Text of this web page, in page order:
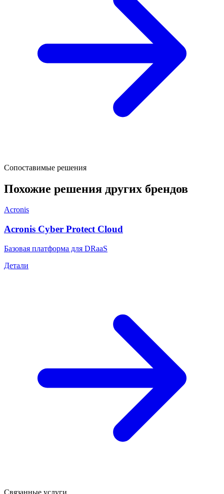
Сопоставимые решения
Похожие решения других брендов
Acronis
Acronis Cyber Protect Cloud
Базовая платформа для DRaaS
Детали
Связанные услуги